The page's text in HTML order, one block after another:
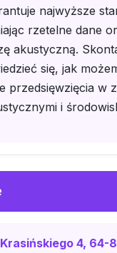
najwyższe
rzetelne dane
akustyczną.
się, jak
przedsięwzięcia w
i
4, 64-